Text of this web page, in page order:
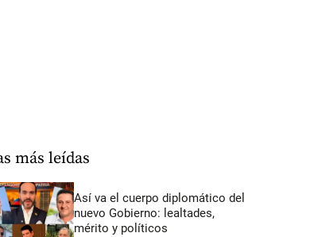
más leídas
Así va el cuerpo diplomático del
nuevo Gobierno: lealtades,
mérito y políticos